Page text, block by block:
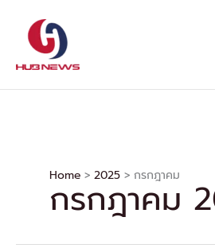
content
Home 2025 กรกฎาคม
กรกฎาคม